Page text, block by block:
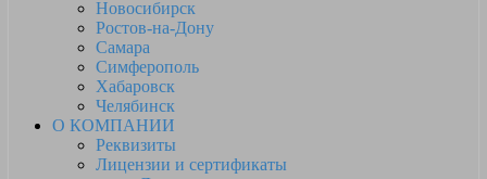
Новосибирск
Ростов-на-Дону
Самара
Симферополь
Хабаровск
Челябинск
О КОМПАНИИ
Реквизиты
Лицензии и сертификаты